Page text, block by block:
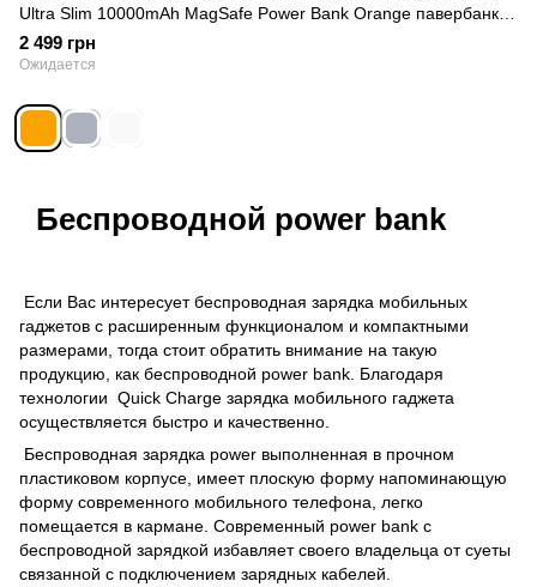
Ultra Slim 10000mAh MagSafe Power Bank Orange павербанк с
быстрой зарядкой USB для iPhone 12-17 Pro Max Orang
2 499 грн
Ожидается
Беспроводной power bank
Если Вас интересует беспроводная зарядка мобильных
гаджетов с расширенным функционалом и компактными
размерами, тогда стоит обратить внимание на такую
продукцию, как беспроводной power bank. Благодаря
технологии Quick Charge зарядка мобильного гаджета
осуществляется быстро и качественно.
Беспроводная зарядка power выполненная в прочном
пластиковом корпусе, имеет плоскую форму напоминающую
форму современного мобильного телефона, легко
помещается в кармане. Современный power bank с
беспроводной зарядкой избавляет своего владельца от суеты
связанной с подключением зарядных кабелей.